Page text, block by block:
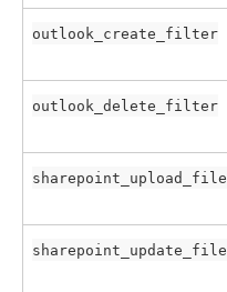
outlook_create_filter
outlook_delete_filter
sharepoint_upload_file
sharepoint_update_file